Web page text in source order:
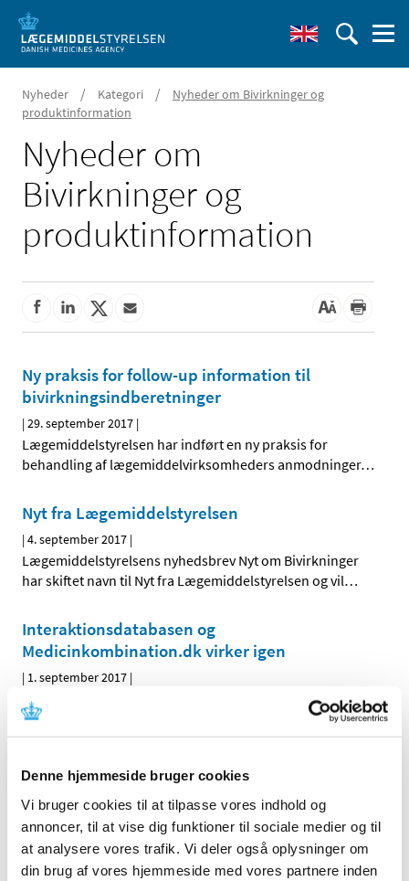
Denne hjemmeside bruger cookies
Vi bruger cookies til at tilpasse vores indhold og
annoncer, til at vise dig funktioner til sociale medier og til
at analysere vores trafik. Vi deler også oplysninger om
din brug af vores hjemmeside med vores partnere inden
Nyheder / Kategori /
Nyheder om Bivirkninger og
produktinformation
Nyheder om
Bivirkninger og
produktinformation
Ny praksis for follow-up information til
bivirkningsindberetninger
|29. september 2017 |
Lægemiddelstyrelsen har indført en ny praksis for
behandling af lægemiddelvirksomheders anmodninger…
Nyt fra Lægemiddelstyrelsen
|4. september 2017 |
Lægemiddelstyrelsens nyhedsbrev Nyt om Bivirkninger
har skiftet navn til Nyt fra Lægemiddelstyrelsen og vil…
Interaktionsdatabasen og
Medicinkombination.dk virker igen
| 1. september 2017 |
Der har i en periode været it-problemer med
Interaktionsdatabasen og hjemmesiden
Alle (162)
TID
2026 (5)
2025 (8)